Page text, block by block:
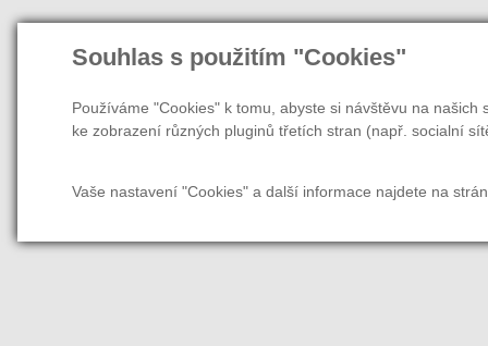
Souhlas s použitím "Cookies"
Používáme "Cookies" k tomu, abyste si návštěvu na
ke zobrazení různých pluginů třetích stran (např. socialní
Vaše nastavení "Cookies" a další informace najdete na